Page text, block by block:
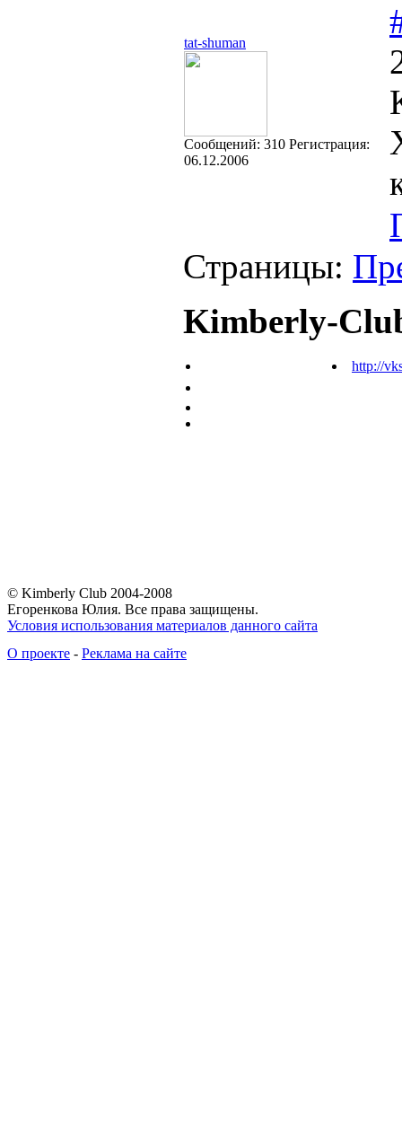
tat-shuman
Cообщений: 310 Регистрация:
06.12.2006
Страницы:
Kimberly-
http://
© Kimberly Club 2004-2008
Егоренкова Юлия. Все права защищены.
Условия использования материалов данного сайта
О проекте - Реклама на сайте